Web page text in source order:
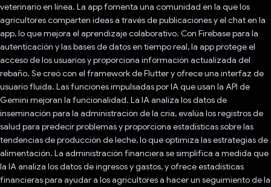
veterinario en línea. La app fomenta una comunidad en la que los
agricultores comparten ideas a través de publicaciones y el chat en la
app, lo que mejora el aprendizaje colaborativo. Con Firebase para la
autenticación y las bases de datos en tiempo real, la app protege el
acceso de los usuarios y proporciona información actualizada del
rebaño. Se creó con el framework de Flutter y ofrece una interfaz de
usuario fluida. Las funciones impulsadas por IA que usan la API de
Gemini mejoran la funcionalidad. La IA analiza los datos de
inseminación para la administración de la cría, evalúa los registros de
salud para predecir problemas y proporciona estadísticas sobre las
tendencias de producción de leche, lo que optimiza las estrategias de
alimentación. La administración financiera se simplifica a medida que
la IA analiza los datos de ingresos y gastos, y ofrece estadísticas
financieras para ayudar a los agricultores a hacer un seguimiento de la